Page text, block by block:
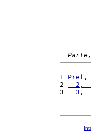
1
2
2,
3
3,